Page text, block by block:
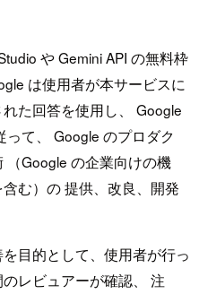
や Gemini API の無料枠
は使用者が本サービスに
た回答を使用し、 Google
って、 Google のプロダク
（Google の企業向けの機
む）の 提供、改良、開発
目的として、使用者が行っ
レビュアーが確認、 注